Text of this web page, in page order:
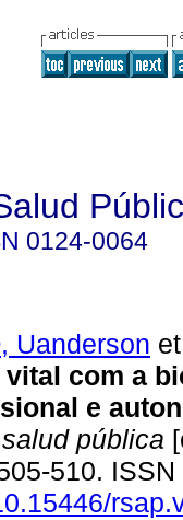
0124-0064
Uanderson
com a
e
pública
510.